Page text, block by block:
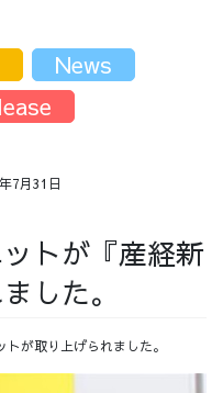
7月31日
トが『産経新
した。
が取り上げられました。
News